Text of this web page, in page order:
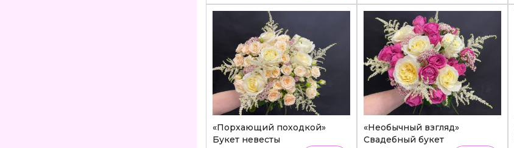
«Порхающий походкой»
Букет невесты
«Необычный взгляд»
Свадебный букет